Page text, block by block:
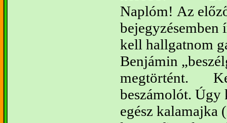
Naplóm! Az
kell hallgatnom
Benjámin
megtörtént.
beszámolót. Úgy
egész kalamajka